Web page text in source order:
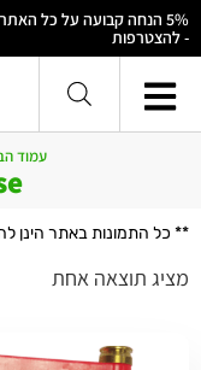
5% הנחה קבועה על כל
- להצטרפות
עמוד
** כל התמונות באתר הינן
מציג תוצאה אחת